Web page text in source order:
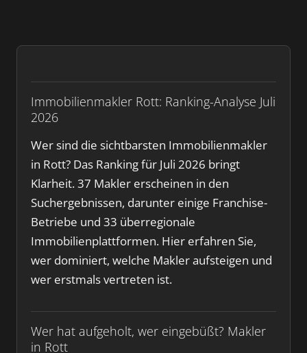
Immobilienmakler Rott: Ranking-Analyse Juli
2026
Wer sind die sichtbarsten Immobilienmakler
in Rott? Das Ranking für Juli 2026 bringt
Klarheit. 37 Makler erscheinen in den
Suchergebnissen, darunter einige Franchise-
Betriebe und 33 überregionale
Immobilienplattformen. Hier erfahren Sie,
wer dominiert, welche Makler aufsteigen und
wer erstmals vertreten ist.
Wer hat aufgeholt, wer eingebüßt? Makler
in Rott